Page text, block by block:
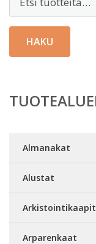
HAKU
Almanakat
Alustat
Arkistointikaapit
Arparenkaat